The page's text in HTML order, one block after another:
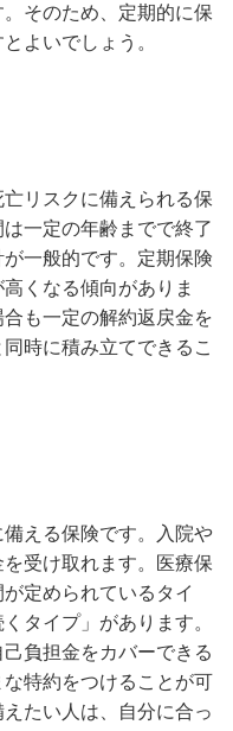
そのため、定期的に保
よいでしょう。
リスクに備えられる保
一定の年齢までで終了
一般的です。定期保険
くなる傾向がありま
も一定の解約返戻金を
時に積み立てできるこ
える保険です。入院や
受け取れます。医療保
定められているタイ
タイプ」があります。
負担金をカバーできる
な特約をつけることが可
たい人は、自分に合っ